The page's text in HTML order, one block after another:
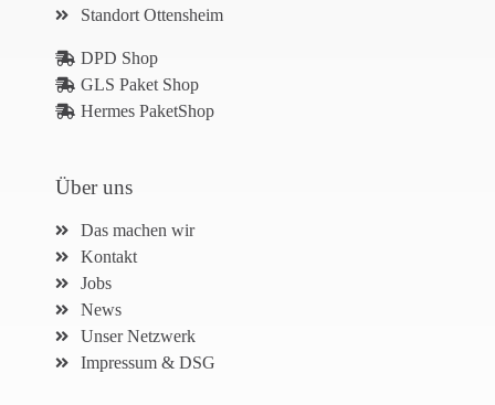
Standort Ottensheim
DPD Shop
GLS Paket Shop
Hermes PaketShop
Über uns
Das machen wir
Kontakt
Jobs
News
Unser Netzwerk
Impressum & DSG